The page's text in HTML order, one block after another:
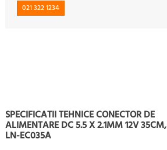
021 322 1234
SPECIFICATII TEHNICE CONECTOR DE
ALIMENTARE DC 5.5 X 2.1MM 12V 35CM,
LN-EC035A